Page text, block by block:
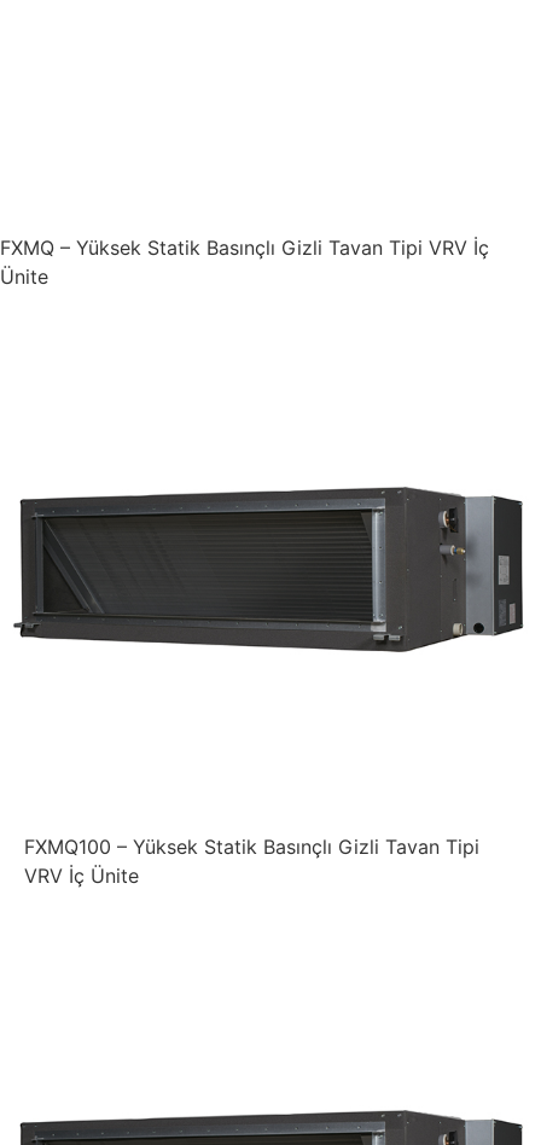
FXMQ – Yüksek Statik Basınçlı Gizli Tavan Tipi VRV İç
Ünite
FXMQ100 – Yüksek Statik Basınçlı Gizli Tavan Tipi
VRV İç Ünite